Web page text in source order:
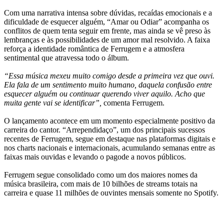
Com uma narrativa intensa sobre dúvidas, recaídas emocionais e a
dificuldade de esquecer alguém, “Amar ou Odiar” acompanha os
conflitos de quem tenta seguir em frente, mas ainda se vê preso às
lembranças e às possibilidades de um amor mal resolvido. A faixa
reforça a identidade romântica de Ferrugem e a atmosfera
sentimental que atravessa todo o álbum.
“Essa música mexeu muito comigo desde a primeira vez que ouvi.
Ela fala de um sentimento muito humano, daquela confusão entre
esquecer alguém ou continuar querendo viver aquilo. Acho que
muita gente vai se identificar”, comenta Ferrugem.
O lançamento acontece em um momento especialmente positivo da
carreira do cantor. “Arrependidaço”, um dos principais sucessos
recentes de Ferrugem, segue em destaque nas plataformas digitais e
nos charts nacionais e internacionais, acumulando semanas entre as
faixas mais ouvidas e levando o pagode a novos públicos.
Ferrugem segue consolidado como um dos maiores nomes da
música brasileira, com mais de 10 bilhões de streams totais na
carreira e quase 11 milhões de ouvintes mensais somente no Spotify.